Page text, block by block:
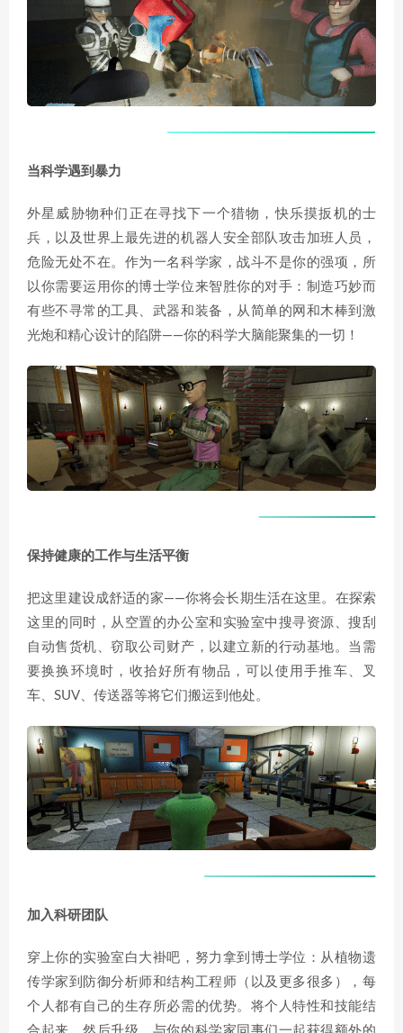
当科学遇到暴力
外星威胁物种们正在寻找下一个猎物，快乐摸扳机的士
兵，以及世界上最先进的机器人安全部队攻击加班人员，
危险无处不在。作为一名科学家，战斗不是你的强项，所
以你需要运用你的博士学位来智胜你的对手：制造巧妙而
有些不寻常的工具、武器和装备，从简单的网和木棒到激
光炮和精心设计的陷阱——你的科学大脑能聚集的一切！
保持健康的工作与生活平衡
把这里建设成舒适的家——你将会长期生活在这里。在探索
这里的同时，从空置的办公室和实验室中搜寻资源、搜刮
自动售货机、窃取公司财产，以建立新的行动基地。当需
要换换环境时，收拾好所有物品，可以使用手推车、叉
车、SUV、传送器等将它们搬运到他处。
加入科研团队
穿上你的实验室白大褂吧，努力拿到博士学位：从植物遗
传学家到防御分析师和结构工程师（以及更多很多），每
个人都有自己的生存所必需的优势。将个人特性和技能结